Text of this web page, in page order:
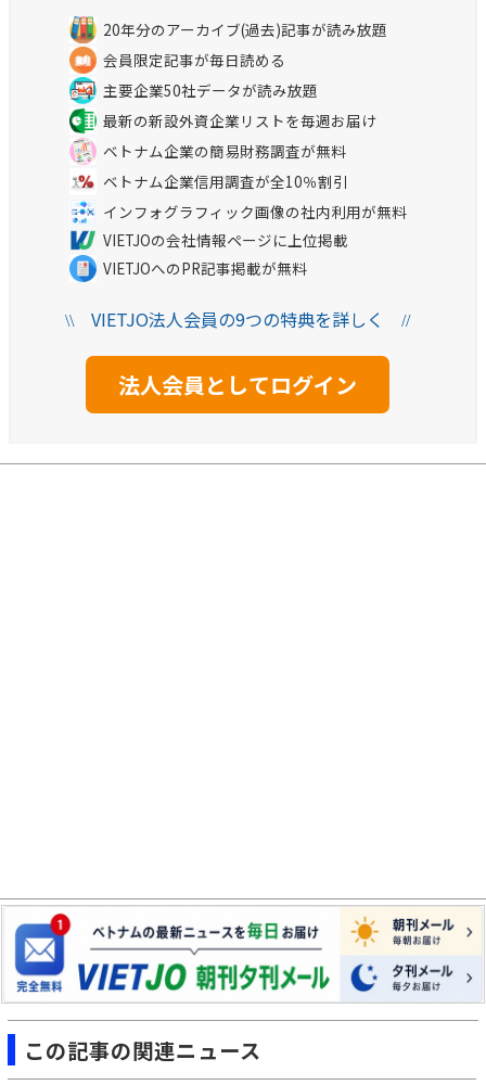
20年分のアーカイブ(過去)記事が読み放題
会員限定記事が毎日読める
主要企業50社データが読み放題
最新の新設外資企業リストを毎週お届け
ベトナム企業の簡易財務調査が無料
ベトナム企業信用調査が全10％割引
インフォグラフィック画像の社内利用が無料
VIETJOの会社情報ページに上位掲載
VIETJOへのPR記事掲載が無料
\\VIETJO法人会員の9つの特典を詳しく //
この記事の関連ニュース